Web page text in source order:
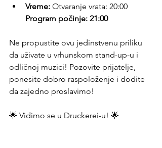
Vreme: Otvaranje vrata: 20:00
Program počinje: 21:00
Ne propustite ovu jedinstvenu priliku
da uživate u vrhunskom stand-up-u i
odličnoj muzici! Pozovite prijatelje,
ponesite dobro raspoloženje i dođite
da zajedno proslavimo!
🌟 Vidimo se u Druckerei-u! 🌟